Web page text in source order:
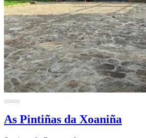
As Pintiñas da Xoaniña